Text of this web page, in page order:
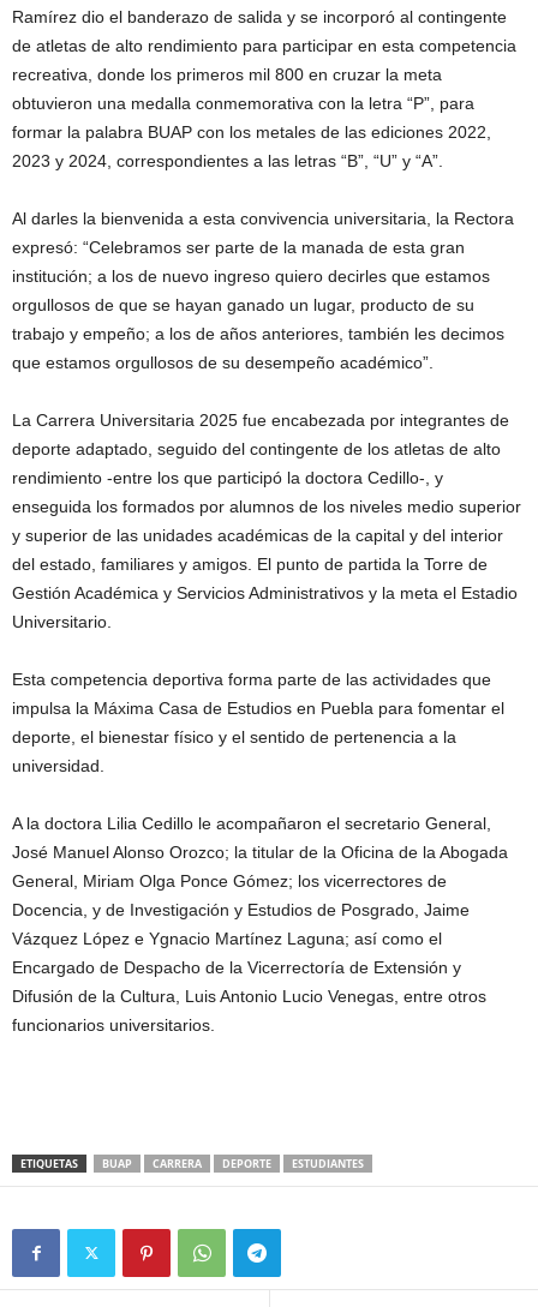
Ramírez dio el banderazo de salida y se incorporó al contingente
de atletas de alto rendimiento para participar en esta competencia
recreativa, donde los primeros mil 800 en cruzar la meta
obtuvieron una medalla conmemorativa con la letra “P”, para
formar la palabra BUAP con los metales de las ediciones 2022,
2023 y 2024, correspondientes a las letras “B”, “U” y “A”.
Al darles la bienvenida a esta convivencia universitaria, la Rectora
expresó: “Celebramos ser parte de la manada de esta gran
institución; a los de nuevo ingreso quiero decirles que estamos
orgullosos de que se hayan ganado un lugar, producto de su
trabajo y empeño; a los de años anteriores, también les decimos
que estamos orgullosos de su desempeño académico”.
La Carrera Universitaria 2025 fue encabezada por integrantes de
deporte adaptado, seguido del contingente de los atletas de alto
rendimiento -entre los que participó la doctora Cedillo-, y
enseguida los formados por alumnos de los niveles medio superior
y superior de las unidades académicas de la capital y del interior
del estado, familiares y amigos. El punto de partida la Torre de
Gestión Académica y Servicios Administrativos y la meta el Estadio
Universitario.
Esta competencia deportiva forma parte de las actividades que
impulsa la Máxima Casa de Estudios en Puebla para fomentar el
deporte, el bienestar físico y el sentido de pertenencia a la
universidad.
A la doctora Lilia Cedillo le acompañaron el secretario General,
José Manuel Alonso Orozco; la titular de la Oficina de la Abogada
General, Miriam Olga Ponce Gómez; los vicerrectores de
Docencia, y de Investigación y Estudios de Posgrado, Jaime
Vázquez López e Ygnacio Martínez Laguna; así como el
Encargado de Despacho de la Vicerrectoría de Extensión y
Difusión de la Cultura, Luis Antonio Lucio Venegas, entre otros
funcionarios universitarios.
ETIQUETAS BUAP CARRERA DEPORTE ESTUDIANTES